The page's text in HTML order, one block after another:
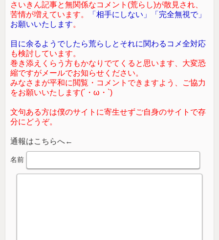
さいきん記事と無関係なコメント(荒らし)が散見され、
苦情が増えています。
「相手にしない」「完全無視で」
お願いいたします。
目に余るようでしたら荒らしとそれに関わるコメ全対応
も検討しています。
巻き添えくらう方もかなりでてくると思います、大変恐
縮ですがメールでお知らせください。
みなさまが平和に閲覧・コメントできますよう、ご協力
をお願いいたします(´・ω・`)
文句ある方は僕のサイトに寄生せずご自身のサイトで存
分にどうぞ。
通報はこちらへ←
名前